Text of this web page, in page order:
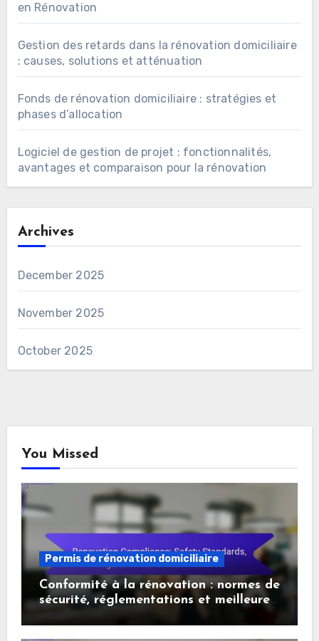
en Rénovation
Gestion des retards dans la rénovation domiciliaire
: causes, solutions et atténuation
Fonds de rénovation domiciliaire : stratégies et
phases d’allocation
Logiciel de gestion de projet : fonctionnalités,
avantages et comparaison pour la rénovation
Archives
December 2025
November 2025
October 2025
You Missed
Permis de rénovation domiciliaire
Conformité à la rénovation : normes de
sécurité, réglementations et meilleures